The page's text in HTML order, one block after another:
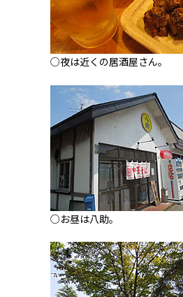
○夜は近くの居酒屋さん。
○お昼は八助。